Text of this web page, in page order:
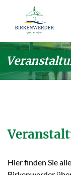
Zum Hauptinhalt
Hier finden Sie